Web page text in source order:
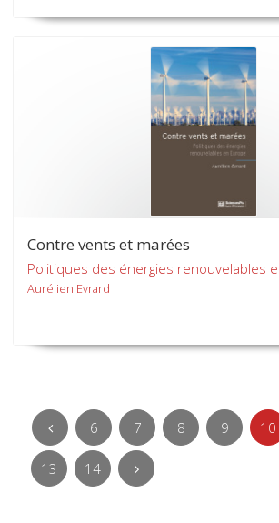
Contre vents et marées
Politiques des énergies renouvelables
Aurélien Evrard
6 7 8 9 10
13 14